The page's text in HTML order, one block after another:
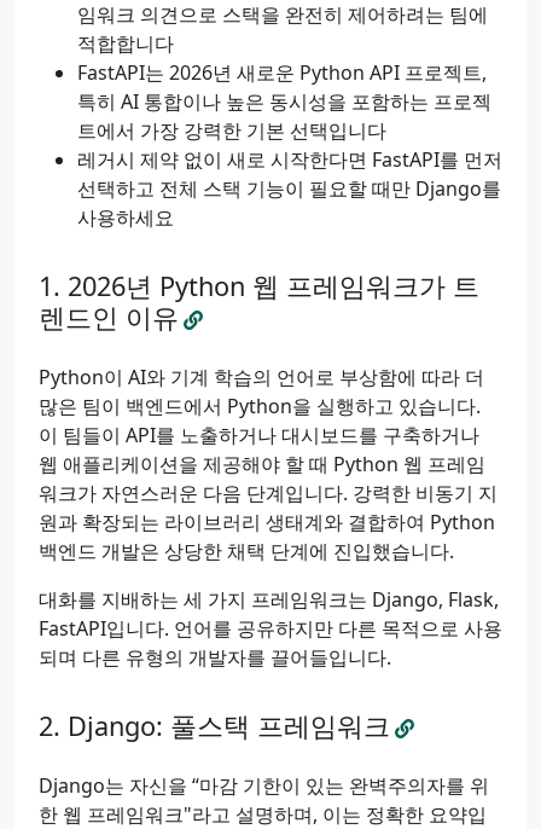
임워크 의견으로 스택을 완전히 제어하려는 팀에
적합합니다
FastAPI는 2026년 새로운 Python API 프로젝트,
특히 AI 통합이나 높은 동시성을 포함하는 프로젝
트에서 가장 강력한 기본 선택입니다
레거시 제약 없이 새로 시작한다면 FastAPI를 먼저
선택하고 전체 스택 기능이 필요할 때만 Django를
사용하세요
2026년 Python 웹 프레임워크가 트
렌드인 이유
Python이 AI와 기계 학습의 언어로 부상함에 따라 더
많은 팀이 백엔드에서 Python을 실행하고 있습니다.
이 팀들이 API를 노출하거나 대시보드를 구축하거나
웹 애플리케이션을 제공해야 할 때 Python 웹 프레임
워크가 자연스러운 다음 단계입니다. 강력한 비동기 지
원과 확장되는 라이브러리 생태계와 결합하여 Python
백엔드 개발은 상당한 채택 단계에 진입했습니다.
대화를 지배하는 세 가지 프레임워크는 Django, Flask,
FastAPI입니다. 언어를 공유하지만 다른 목적으로 사용
되며 다른 유형의 개발자를 끌어들입니다.
Django: 풀스택 프레임워크
Django는 자신을 “마감 기한이 있는 완벽주의자를 위
한 웹 프레임워크"라고 설명하며, 이는 정확한 요약입